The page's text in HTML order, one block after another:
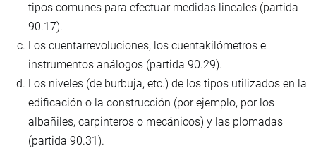
tipos comunes para efectuar medidas lineales (partida
90.17).
Los cuentarrevoluciones, los cuentakilómetros e
instrumentos análogos (partida 90.29).
Los niveles (de burbuja, etc.) de los tipos utilizados en la
edificación o la construcción (por ejemplo, por los
albañiles, carpinteros o mecánicos) y las plomadas
(partida 90.31).